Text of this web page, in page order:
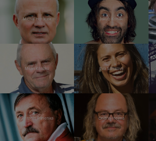
Michal Horáček Jakub Kohák
Milan Kňažko Eva Samková
Antonín Panenka Ondřej Hejma